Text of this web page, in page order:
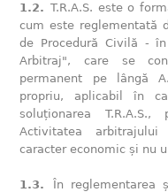
1.2.T.R.A.S. este o
cum este reglementată
de Procedură Civilă -
Arbitraj", care se
permanent pe lângă
propriu, aplicabil în
soluționarea
Activitatea
caracter economic și nu
1.3. În reglementarea